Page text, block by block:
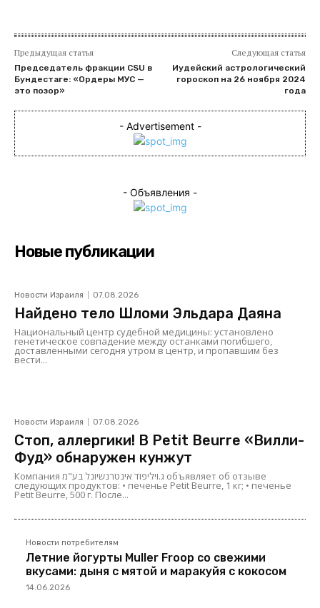
Предыдущая статья
Председатель фракции CSU в
Бундестаге: «Ордеры МУС —
это позор»
Следующая статья
Иудейский астрологический
гороскоп на 26 ноября 2024
года
- Advertisement -
- Объявления -
Новые публикации
Новости Израиля 07.08.2026
Найдено тело Шломи Эльдара Даяна
Национальный центр судебной медицины: установлено
генетическое совпадение между останками погибшего,
доставленными сегодня утром в центр, и пропавшим без
вести...
Новости Израиля 07.08.2026
Стоп, аллергики! В Petit Beurre «Вилли-
Фуд» обнаружен кунжут
Компания ג.ויליפוד אינטרנשיונל בע"מ объявляет об отзыве
следующих продуктов: • печенье Petit Beurre, 1 кг; • печенье
Petit Beurre, 500 г. После...
Новости потребителям
Летние йогурты Muller Froop со свежими
вкусами: дыня с мятой и маракуйя с кокосом
14.06.2026